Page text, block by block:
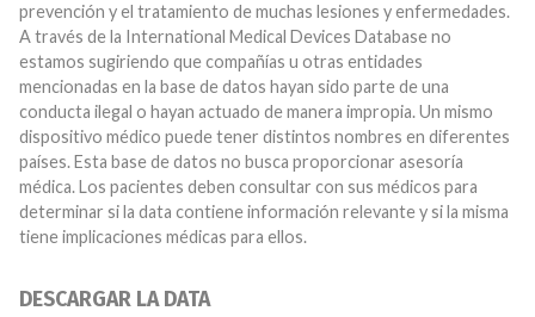
prevención y el tratamiento de muchas lesiones y enfermedades.
A través de la International Medical Devices Database no
estamos sugiriendo que compañías u otras entidades
mencionadas en la base de datos hayan sido parte de una
conducta ilegal o hayan actuado de manera impropia. Un mismo
dispositivo médico puede tener distintos nombres en diferentes
países. Esta base de datos no busca proporcionar asesoría
médica. Los pacientes deben consultar con sus médicos para
determinar si la data contiene información relevante y si la misma
tiene implicaciones médicas para ellos.
DESCARGAR LA DATA